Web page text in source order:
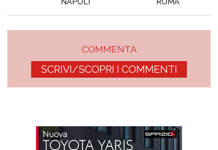
COMMENTA
SCRIVI/SCOPRI I COMMENTI